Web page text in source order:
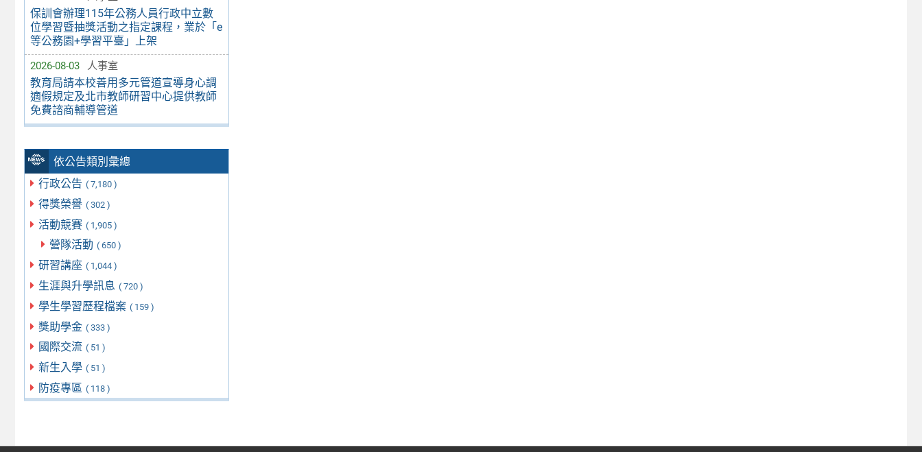
保訓會辦理115年公務人員行政中立數
位學習暨抽獎活動之指定課程，業於「e
等公務園+學習平臺」上架
2026-08-03 人事室
教育局請本校善用多元管道宣導身心調
適假規定及北市教師研習中心提供教師
免費諮商輔導管道
依公告類別彙總
行政公告 ( 7,180 )
得獎榮譽 ( 302 )
活動競賽 ( 1,905 )
營隊活動 ( 650 )
研習講座 ( 1,044 )
生涯與升學訊息 ( 720 )
學生學習歷程檔案 ( 159 )
獎助學金 ( 333 )
國際交流 ( 51 )
新生入學 ( 51 )
防疫專區 ( 118 )